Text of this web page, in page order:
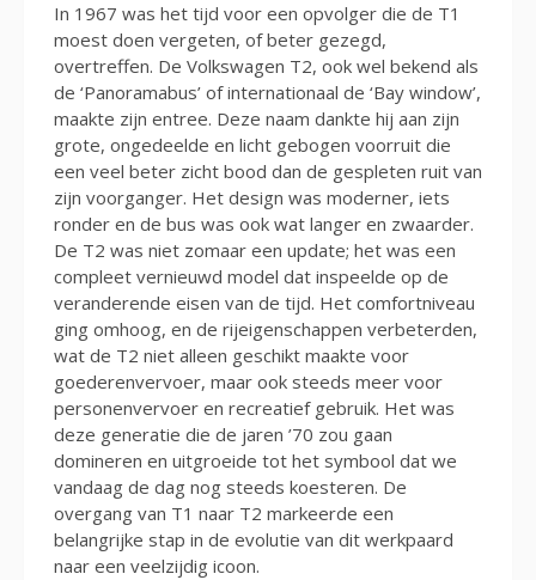
In 1967 was het tijd voor een opvolger die de T1
moest doen vergeten, of beter gezegd,
overtreffen. De Volkswagen T2, ook wel bekend als
de ‘Panoramabus’ of internationaal de ‘Bay window’,
maakte zijn entree. Deze naam dankte hij aan zijn
grote, ongedeelde en licht gebogen voorruit die
een veel beter zicht bood dan de gespleten ruit van
zijn voorganger. Het design was moderner, iets
ronder en de bus was ook wat langer en zwaarder.
De T2 was niet zomaar een update; het was een
compleet vernieuwd model dat inspeelde op de
veranderende eisen van de tijd. Het comfortniveau
ging omhoog, en de rijeigenschappen verbeterden,
wat de T2 niet alleen geschikt maakte voor
goederenvervoer, maar ook steeds meer voor
personenvervoer en recreatief gebruik. Het was
deze generatie die de jaren ’70 zou gaan
domineren en uitgroeide tot het symbool dat we
vandaag de dag nog steeds koesteren. De
overgang van T1 naar T2 markeerde een
belangrijke stap in de evolutie van dit werkpaard
naar een veelzijdig icoon.